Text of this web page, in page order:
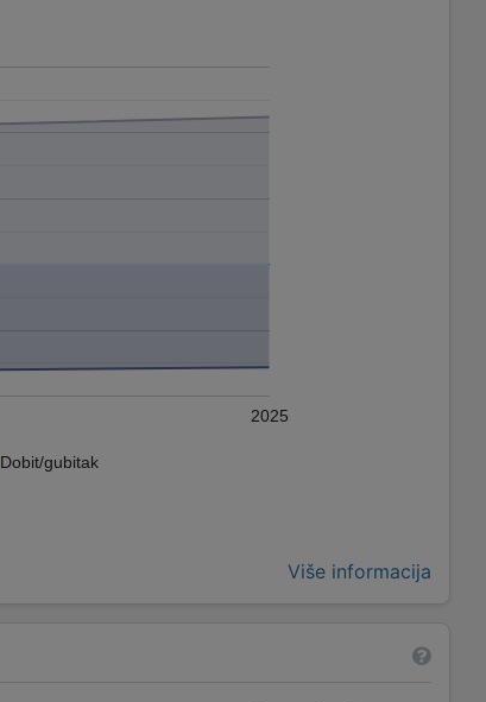
Dobit/gubitak
2025
Više informacija